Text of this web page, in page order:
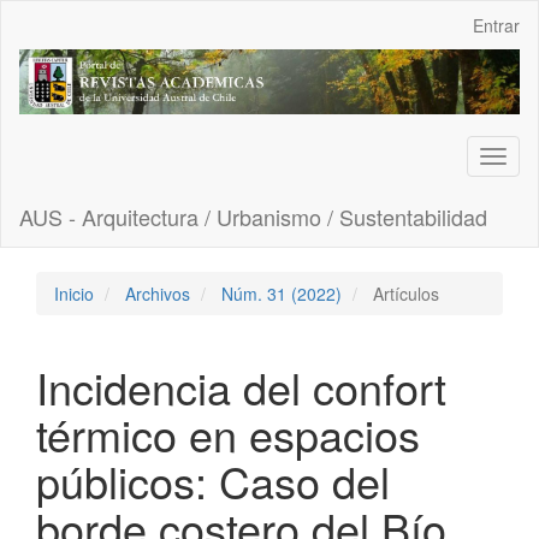
Contenido
principal
Barra
Entrar
AUS - Arquitectura / Urbanismo / Sustentabilidad
Inicio Archivos Núm. 31 (2022) Artículos
Incidencia del confort
térmico en espacios
públicos: Caso del